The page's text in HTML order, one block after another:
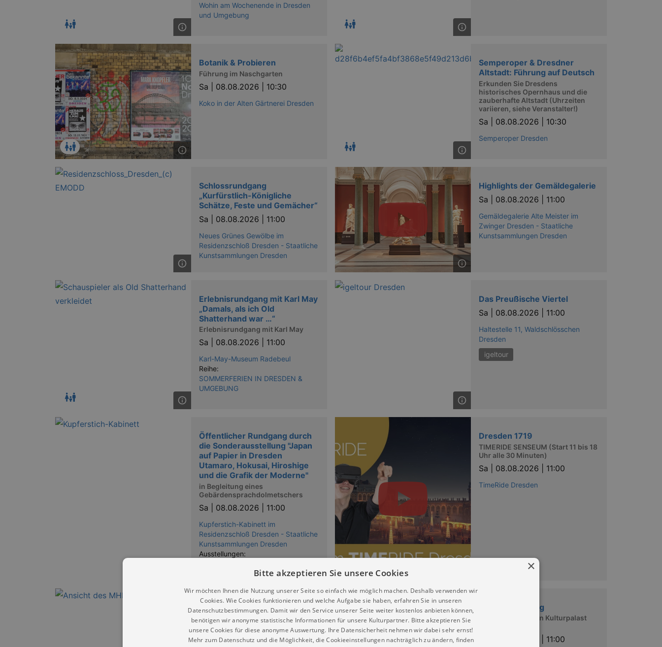
Wohin am Wochenende in Dresden
und Umgebung
Botanik & Probieren
Führung im Naschgarten
Sa | 08.08.2026 | 10:30
Koko in der Alten Gärtnerei Dresden
Semperoper & Dresdner
Altstadt: Führung auf Deutsch
Erkunden Sie Dresdens
historisches Opernhaus und die
zauberhafte Altstadt (Uhrzeiten
variieren, siehe Veranstalter!)
Sa | 08.08.2026 | 10:30
Semperoper Dresden
Schlossrundgang
„Kurfürstlich-Königliche
Schätze, Feste und Gemächer“
Sa | 08.08.2026 | 11:00
Neues Grünes Gewölbe im
Residenzschloß Dresden - Staatliche
Kunstsammlungen Dresden
Highlights der Gemäldegalerie
Sa | 08.08.2026 | 11:00
Gemäldegalerie Alte Meister im
Zwinger Dresden - Staatliche
Kunstsammlungen Dresden
Erlebnisrundgang mit Karl May
„Damals, als ich Old
Shatterhand war …“
Erlebnisrundgang mit Karl May
Sa | 08.08.2026 | 11:00
Karl-May-Museum Radebeul
Reihe:
SOMMERFERIEN IN DRESDEN &
UMGEBUNG
Das Preußische Viertel
Sa | 08.08.2026 | 11:00
Haltestelle 11, Waldschlösschen
Dresden
igeltour
Öffentlicher Rundgang durch
die Sonderausstellung "Japan
auf Papier in Dresden
Utamaro, Hokusai, Hiroshige
und die Grafik der Moderne"
in Begleitung eines
Gebärdensprachdolmetschers
Sa | 08.08.2026 | 11:00
Kupferstich-Kabinett im
Residenzschloß Dresden - Staatliche
Kunstsammlungen Dresden
Ausstellungen:
Dresden 1719
TIMERIDE SENSEUM (Start 11 bis 18
Uhr alle 30 Minuten)
Sa | 08.08.2026 | 11:00
TimeRide Dresden
FAMILIENFÜHRUNG MIT
FLOHrian
Sa |08.08.2026 | 11:00
Highlightführung
Führung durch den Kulturpalast
08.08.2026 | 11:00
×
Bitte akzeptieren Sie unsere Cookies
Wir möchten Ihnen die Nutzung unserer Seite so einfach wie möglich machen. Deshalb verwenden wir
Cookies. Wie Cookies funktionieren und welche Aufgabe sie haben, erfahren Sie in unseren
Datenschutzbestimmungen. Damit wir den Service unserer Seite weiter kostenlos anbieten können,
benötigen wir anonyme statistische Informationen für unsere Kulturpartner. Bitte akzeptieren Sie
unsere Cookies für diese anonyme Auswertung. Ihre Datensicherheit nehmen wir dabei sehr ernst!
Mehr zum Datenschutz und die Möglichkeit, die Cookieeinstellungen nachträglich zu ändern, finden